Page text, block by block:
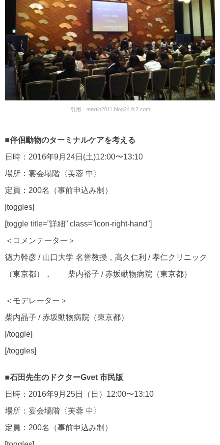
引用： martin2011.blog24.fc2.com
■伴侶動物のターミナルケアを考える
日時：2016年9月24日(土)12:00〜13:10
場所：宴会場階〈芙蓉 中〉
定員：200名（事前申込み制）
[toggles]
[toggle title=”詳細” class=”icon-right-hand”]
＜コメンテーター＞
徳力幹彦 / 山口大学 名誉教授，高久仁利 / 孝仁クリニック
（東京都）， 柴内裕子 / 赤坂動物病院（東京都）
＜モデレーター＞
柴内晶子 / 赤坂動物病院（東京都）
[/toggle]
[/toggles]
■石田先生のドクターGvet 市民版
日時：2016年9月25日（日）12:00〜13:10
場所：宴会場階〈芙蓉 中〉
定員：200名（事前申込み制）